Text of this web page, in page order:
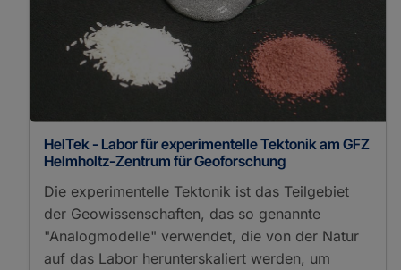
HelTek - Labor für experimentelle Tektonik am GFZ
Helmholtz-Zentrum für Geoforschung
Die experimentelle Tektonik ist das Teilgebiet
der Geowissenschaften, das so genannte
"Analogmodelle" verwendet, die von der Natur
auf das Labor herunterskaliert werden, um